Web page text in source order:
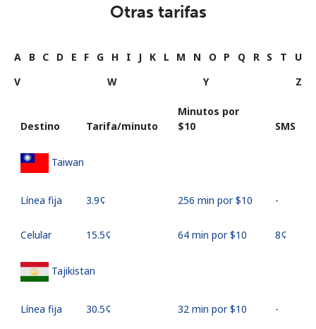
Otras tarifas
A B C D E F G H I J K L M N O P Q R S T
U
V
W Y Z
Destino Tarifa/minuto
Minutos por
⁦$10⁩
SMS
Taiwan
Línea fija ⁦3.9¢⁩ 256 min por ⁦$10⁩ -
Celular ⁦15.5¢⁩ 64 min por ⁦$10⁩ ⁦8¢⁩
Tajikistan
Línea fija ⁦30.5¢⁩ 32 min por ⁦$10⁩ -